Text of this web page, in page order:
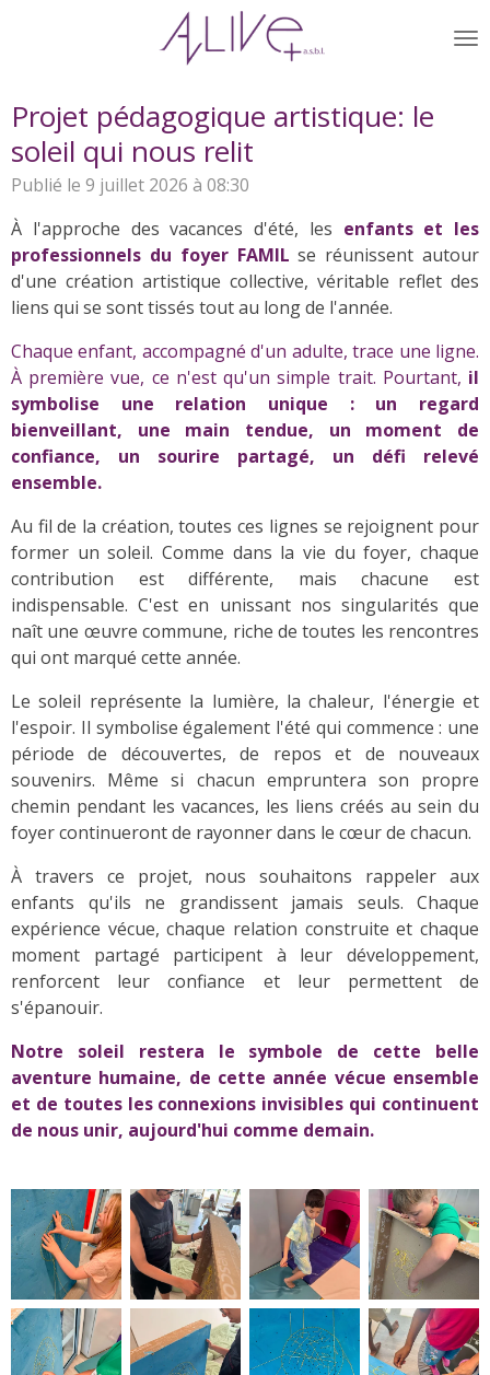
Projet pédagogique artistique: le
soleil qui nous relit
Publié le 9 juillet 2026 à 08:30
À l'approche des vacances d'été, les enfants et les
professionnels du foyer FAMIL se réunissent autour
d'une création artistique collective, véritable reflet des
liens qui se sont tissés tout au long de l'année.
Chaque enfant, accompagné d'un adulte, trace une ligne.
À première vue, ce n'est qu'un simple trait. Pourtant, il
symbolise une relation unique : un regard
bienveillant, une main tendue, un moment de
confiance, un sourire partagé, un défi relevé
ensemble.
Au fil de la création, toutes ces lignes se rejoignent pour
former un soleil. Comme dans la vie du foyer, chaque
contribution est différente, mais chacune est
indispensable. C'est en unissant nos singularités que
naît une œuvre commune, riche de toutes les rencontres
qui ont marqué cette année.
Le soleil représente la lumière, la chaleur, l'énergie et
l'espoir. Il symbolise également l'été qui commence : une
période de découvertes, de repos et de nouveaux
souvenirs. Même si chacun empruntera son propre
chemin pendant les vacances, les liens créés au sein du
foyer continueront de rayonner dans le cœur de chacun.
À travers ce projet, nous souhaitons rappeler aux
enfants qu'ils ne grandissent jamais seuls. Chaque
expérience vécue, chaque relation construite et chaque
moment partagé participent à leur développement,
renforcent leur confiance et leur permettent de
s'épanouir.
Notre soleil restera le symbole de cette belle
aventure humaine, de cette année vécue ensemble
et de toutes les connexions invisibles qui continuent
de nous unir, aujourd'hui comme demain.